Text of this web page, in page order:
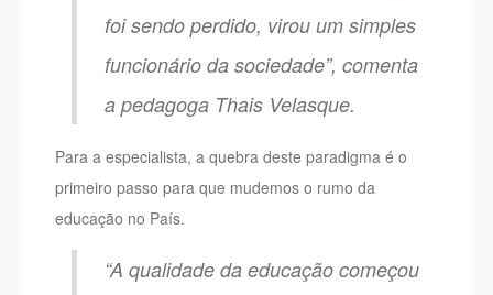
foi sendo perdido, virou um simples
funcionário da sociedade”, comenta
a pedagoga Thais Velasque.
Para a especialista, a quebra deste paradigma é o
primeiro passo para que mudemos o rumo da
educação no País.
“A qualidade da educação começou